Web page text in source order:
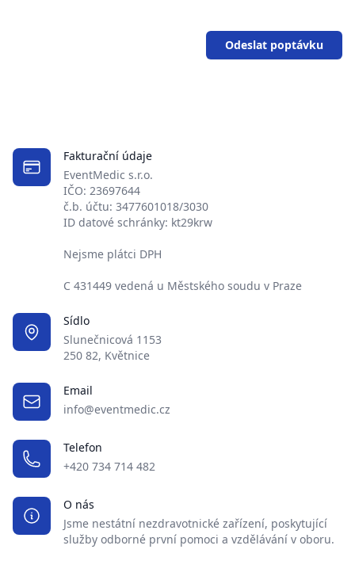
Fakturační údaje
EventMedic s.r.o.
IČO: 23697644
č.b. účtu: 3477601018/3030
ID datové schránky: kt29krw
Nejsme plátci DPH
C 431449 vedená u Městského soudu v Praze
Sídlo
Slunečnicová 1153
250 82, Květnice
Email
info@eventmedic.cz
Telefon
+420 734 714 482
O nás
Jsme nestátní nezdravotnické zařízení, poskytující
služby odborné první pomoci a vzdělávání v oboru.
Odeslat poptávku